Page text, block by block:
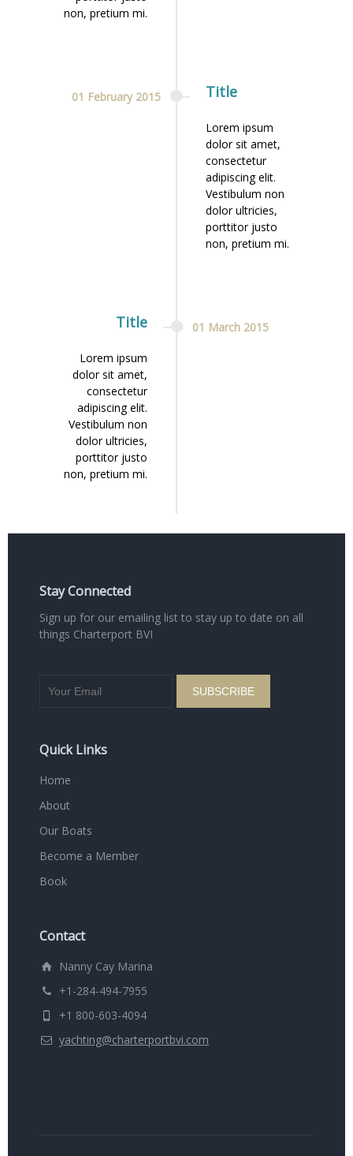
non, pretium mi.
01 February 2015 Title
Lorem ipsum
dolor sit amet,
consectetur
adipiscing elit.
Vestibulum non
dolor ultricies,
porttitor justo
non, pretium mi.
01 March 2015
Title
Lorem ipsum
dolor sit amet,
consectetur
adipiscing elit.
Vestibulum non
dolor ultricies,
porttitor justo
non, pretium mi.
Stay Connected
Sign up for our emailing list to stay up to date on all
things Charterport BVI
Quick Links
Home
About
Our Boats
Become a Member
Book
Contact
Nanny Cay Marina
+1-284-494-7955
+1 800-603-4094
yachting@charterportbvi.com